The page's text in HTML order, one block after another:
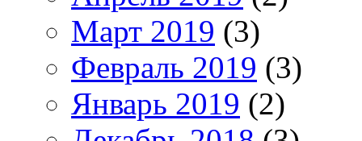
Март 2019 (3)
Февраль 2019 (3)
Январь 2019 (2)